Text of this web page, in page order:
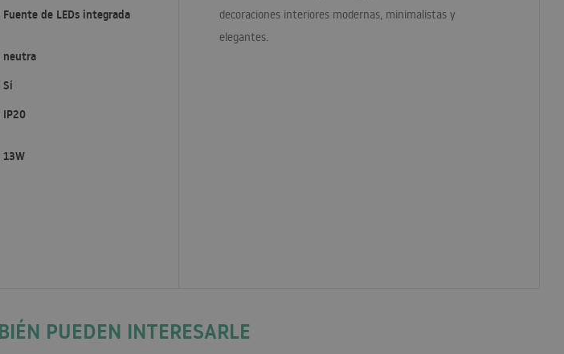
Fuente de LEDs integrada
neutra
Sí
IP20
13W
decoraciones interiores modernas, minimalistas y
elegantes.
PUEDEN INTERESARLE